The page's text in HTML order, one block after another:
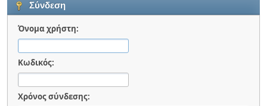
Σύνδεση
Όνομα χρήστη:
Κωδικός:
Χρόνος σύνδεσης: